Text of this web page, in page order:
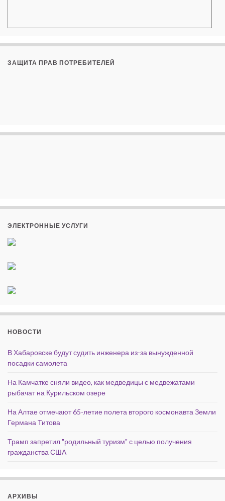
ЗАЩИТА ПРАВ ПОТРЕБИТЕЛЕЙ
ЭЛЕКТРОННЫЕ УСЛУГИ
НОВОСТИ
В Хабаровске будут судить инженера из-за вынужденной
посадки самолета
На Камчатке сняли видео, как медведицы с медвежатами
рыбачат на Курильском озере
На Алтае отмечают 65-летие полета второго космонавта Земли
Германа Титова
Трамп запретил "родильный туризм" с целью получения
гражданства США
АРХИВЫ